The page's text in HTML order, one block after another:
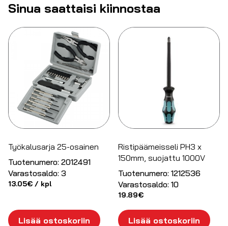
Sinua saattaisi kiinnostaa
Työkalusarja 25-osainen
Tuotenumero: 2012491
Varastosaldo: 3
13.05€ / kpl
Lisää ostoskoriin
Ristipäämeisseli PH3 x
150mm, suojattu 1000V
Tuotenumero: 1212536
Varastosaldo: 10
19.89€
Lisää ostoskoriin